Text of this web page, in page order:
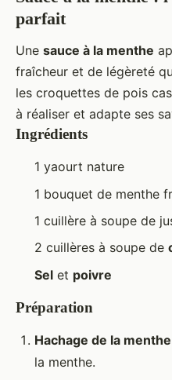
parfait
Une sauce à la menthe
fraîcheur et de légèreté
les croquettes de pois
à réaliser et adapte ses
Ingrédients
1 yaourt nature
1 bouquet de menthe
1 cuillère à soupe de
2 cuillères à soupe de
Sel et poivre
Préparation
Hachage de la menthe
la menthe.